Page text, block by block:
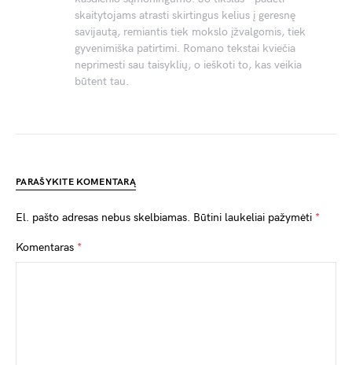
skaitytojams atrasti skirtingus kelius į geresnę
savijautą, remiantis tiek mokslo įžvalgomis, tiek
gyvenimiška patirtimi. Romano tekstai kviečia
neprimesti sau taisyklių, o ieškoti to, kas veikia
būtent tau.
PARAŠYKITE KOMENTARĄ
El. pašto adresas nebus skelbiamas. Būtini laukeliai pažymėti *
Komentaras *